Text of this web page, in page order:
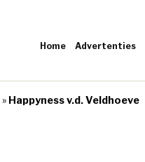
Home Advertenties
» Happyness v.d. Veldhoeve